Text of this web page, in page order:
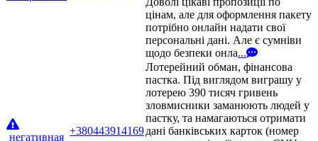
цінам, але для оформлення пакету
потрібно онлайн надати свої
персональні дані. Але є сумніви
щодо безпеки онла...
негативная
+380443914169
Лотерейний обман, фінансова
пастка. Під виглядом виграшу у
лотерею 390 тисяч гривень
зловмисники заманюють людей у
пастку, та намагаються отримати
дані банківських карток (номер